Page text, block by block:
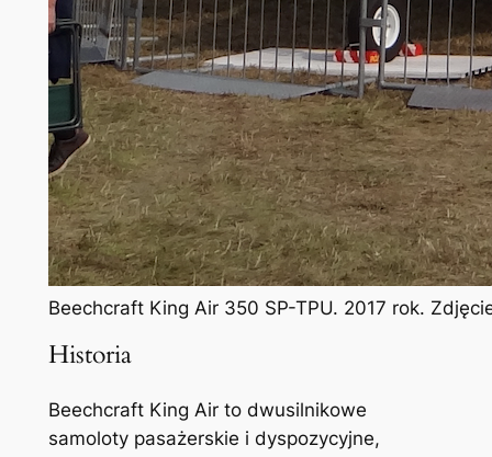
Beechcraft King Air 350 SP-TPU. 2017 rok.
Historia
Beechcraft King Air to dwusilnikowe
samoloty pasażerskie i dyspozycyjne,